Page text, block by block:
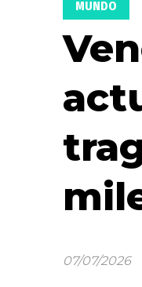
MUNDO
07/07/2026